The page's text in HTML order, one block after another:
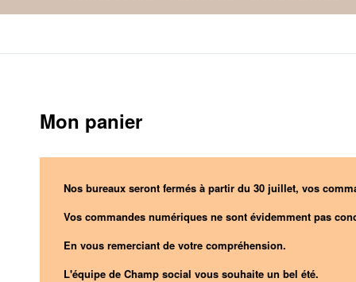
Mon panier
Nos bureaux seront fermés à partir du 30 juillet, vos
Vos commandes numériques ne sont évidemment pas
En vous remerciant de votre compréhension.
L'équipe de Champ social vous souhaite un bel été.